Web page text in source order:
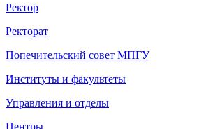
Ректор
Ректорат
Попечительский совет МПГУ
Институты и факультеты
Управления и отделы
Центры